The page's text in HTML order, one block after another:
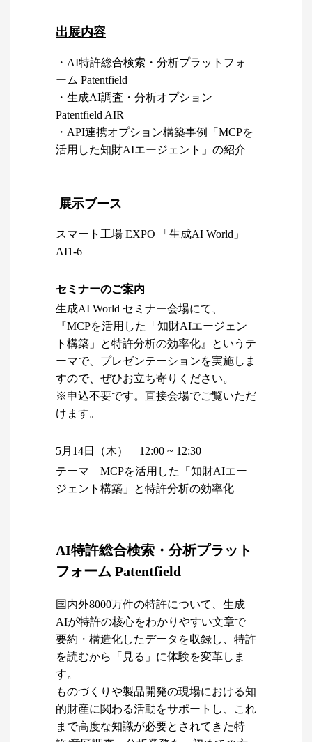
出展内容
・AI特許総合検索・分析プラットフォ
ーム Patentfield
・生成AI調査・分析オプション
Patentfield AIR
・API連携オプション構築事例「MCPを
活用した知財AIエージェント」の紹介
展示ブース
スマート工場 EXPO 「生成AI World」
AI1-6
セミナーのご案内
生成AI World セミナー会場にて、
『MCPを活用した「知財AIエージェン
ト構築」と特許分析の効率化』というテ
ーマで、プレゼンテーションを実施しま
すので、ぜひお立ち寄りください。
※申込不要です。直接会場でご覧いただ
けます。
5月14日（木） 12:00 ~ 12:30
テーマ MCPを活用した「知財AIエー
ジェント構築」と特許分析の効率化
AI特許総合検索・分析プラット
フォーム Patentfield
国内外8000万件の特許について、生成
AIが特許の核心をわかりやすい文章で
要約・構造化したデータを収録し、特許
を読むから「見る」に体験を変革しま
す。
ものづくりや製品開発の現場における知
的財産に関わる活動をサポートし、これ
まで高度な知識が必要とされてきた特